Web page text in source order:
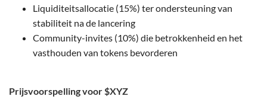
Liquiditeitsallocatie (15%) ter ondersteuning van
stabiliteit na de lancering
Community-invites (10%) die betrokkenheid en het
vasthouden van tokens bevorderen
Prijsvoorspelling voor $XYZ